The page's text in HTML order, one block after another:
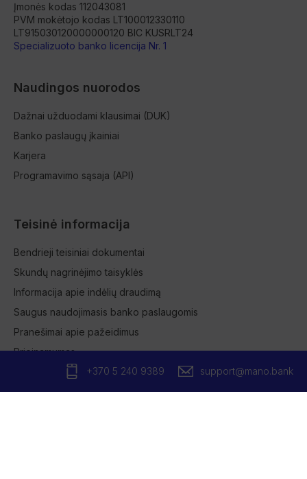
+370 5 240 9389 support@mano.bank
Įmonės kodas 112043081
PVM mokėtojo kodas LT100012330110
LT915030120000000120 BIC KUSRLT24
Specializuoto banko licencija Nr. 1
Naudingos nuorodos
Dažnai užduodami klausimai (DUK)
Banko paslaugų įkainiai
Karjera
Programavimo sąsaja (API)
Teisinė informacija
Bendrieji teisiniai dokumentai
Skundų nagrinėjimo taisyklės
Informacija apie indėlių draudimą
Saugus naudojimasis banko paslaugomis
Pranešimai apie pažeidimus
Prieinamumas